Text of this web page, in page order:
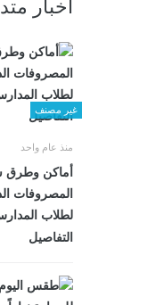
أخبار
غير مصنف
منذ عام واحد
أماكن وطرق
لطلاب
التفاصيل